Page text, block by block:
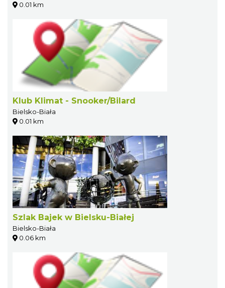
0.01 km
Klub Klimat - Snooker/Bilard
Bielsko-Biała
0.01 km
Szlak Bajek w Bielsku-Białej
Bielsko-Biała
0.06 km